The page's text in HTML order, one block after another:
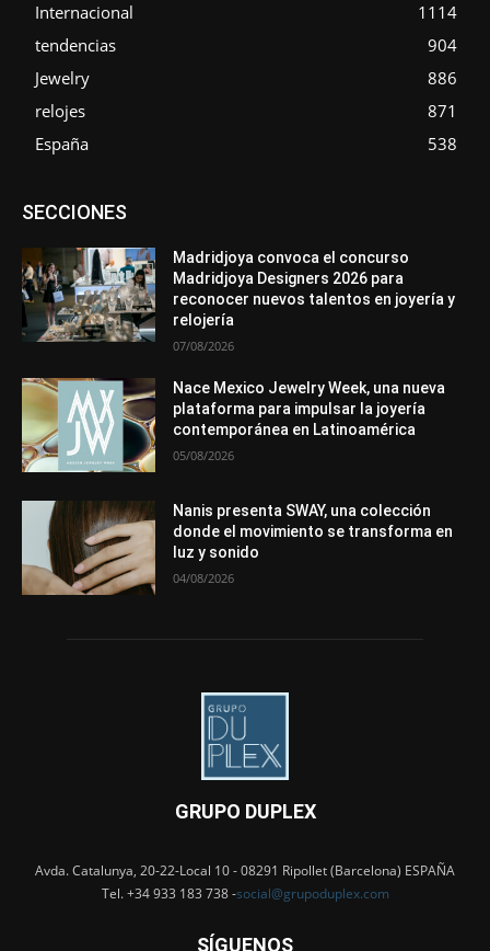
Internacional
1114
tendencias
904
Jewelry
886
relojes
871
España
538
SECCIONESAsociaciones
Entrevistas
Mundo Técnico
Novedades Opiniones
Perspectiva
Premios
Secciones Sin categoría
Más
Madridjoya convoca el concurso
Madridjoya Designers 2026 para
reconocer nuevos talentos en joyería y
relojería
07/08/2026
Nace Mexico Jewelry Week, una nueva
plataforma para impulsar la joyería
contemporánea en Latinoamérica
05/08/2026
Nanis presenta SWAY, una colección
donde el movimiento se transforma en
luz y sonido
04/08/2026
GRUPO DUPLEX
Avda. Catalunya, 20-22-Local 10 - 08291 Ripollet (Barcelona) ESPAÑA
Tel. +34 933 183 738 -social@grupoduplex.com
SÍGUENOS